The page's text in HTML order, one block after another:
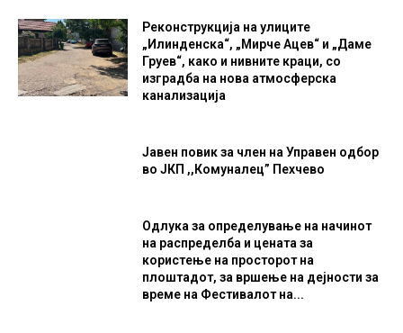
Реконструкција на улиците
„Илинденска“, „Мирче Ацев“ и „Даме
Груев“, како и нивните краци, со
изградба на нова атмосферска
канализација
Јавен повик за член на Управен одбор
во ЈКП ,,Комуналец” Пехчево
Одлука за определување на начинот
на распределба и цената за
користење на просторот на
плоштадот, за вршење на дејности за
време на Фестивалот на...